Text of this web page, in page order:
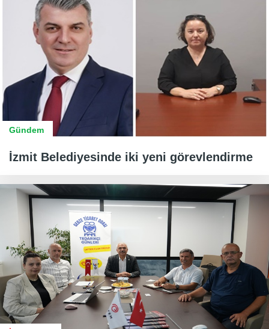
Gündem
İzmit Belediyesinde iki yeni görevlendirme